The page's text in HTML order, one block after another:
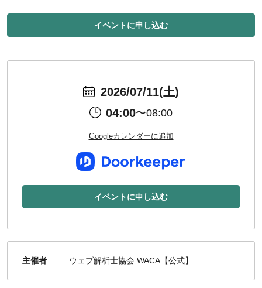
イベントに申し込む
2026/07/11(土)
04:00〜08:00
Googleカレンダーに追加
イベントに申し込む
主催者 ウェブ解析士協会 WACA【公式】